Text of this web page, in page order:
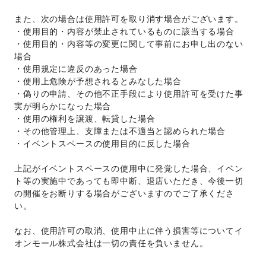
また、次の場合は使用許可を取り消す場合がございます。
・使用目的・内容が禁止されているものに該当する場合
・使用目的・内容等の変更に関して事前にお申し出のない
場合
・使用規定に違反のあった場合
・使用上危険が予想されるとみなした場合
・偽りの申請、その他不正手段により使用許可を受けた事
実が明らかになった場合
・使用の権利を譲渡、転貸した場合
・その他管理上、支障または不適当と認められた場合
・イベントスペースの使用目的に反した場合
上記がイベントスペースの使用中に発覚した場合、イベン
ト等の実施中であっても即中断、退店いただき、今後一切
の開催をお断りする場合がございますのでご了承くださ
い。
なお、使用許可の取消、使用中止に伴う損害等についてイ
オンモール株式会社は一切の責任を負いません。